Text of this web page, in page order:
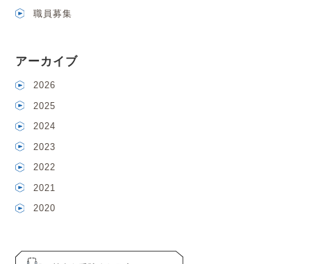
職員募集
アーカイブ
2026
2025
2024
2023
2022
2021
2020